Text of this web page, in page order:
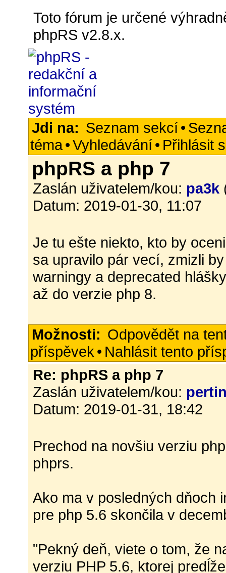
Toto fórum je určené
phpRS v2.8.x.
Jdi na: Seznam sekcí•
téma•Vyhledávání• Přihlásit
phpRS a php 7
Zaslán uživatelem/kou: pa3k
Datum: 2019-01-30, 11:07
Je tu ešte niekto, kto by
sa upravilo pár vecí, zmizli
warningy a deprecated
až do verzie php 8.
Možnosti: Odpovědět na
příspěvek • Nahlásit tento
Re: phpRS a php 7
Zaslán uživatelem/kou:
Datum: 2019-01-31, 18:42
Prechod na novšiu verziu
phprs.
Ako ma v posledných dňoch
pre php 5.6 skončila v
"Pekný deň, viete o tom, že
verziu PHP 5.6, ktorej